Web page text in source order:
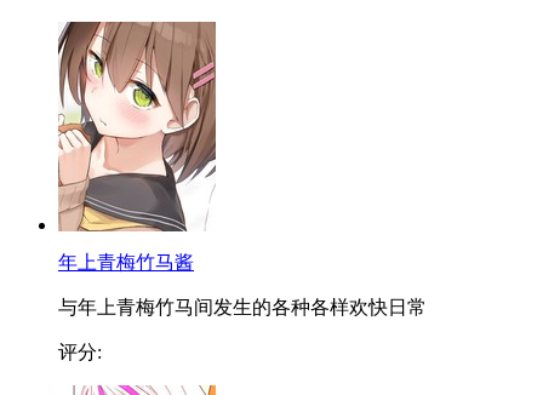
年上青梅竹马酱
与年上青梅竹马间发生的各种各样欢快日常
评分: